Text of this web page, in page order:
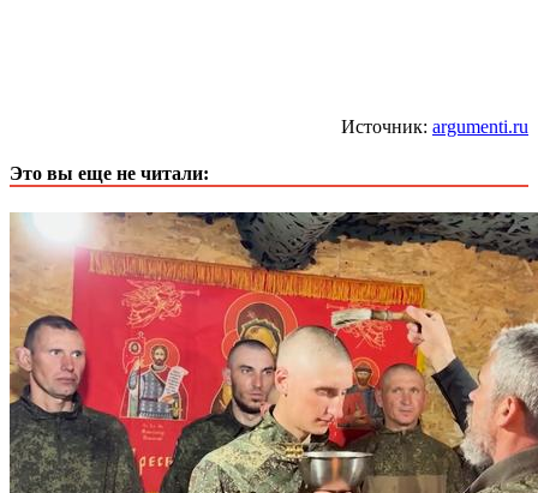
Источник: argumenti.ru
Это вы еще не читали: